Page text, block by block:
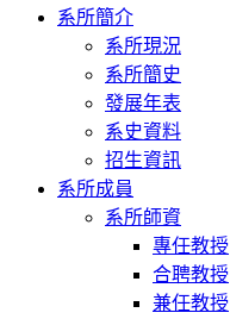
系所簡介
系所現況
系所簡史
發展年表
系史資料
招生資訊
系所成員
系所師資
專任教授
合聘教授
兼任教授